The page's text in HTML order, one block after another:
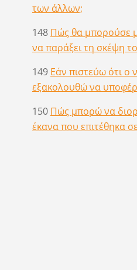
των άλλων;
148 Πώς θα μπορούσε
να παράξει τη σκέψη
149 Εάν πιστεύω ότι ο
εξακολουθώ να
150 Πώς μπορώ να
έκανα που επιτέθηκα